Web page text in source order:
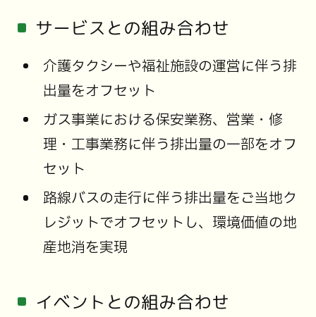
サービスとの組み合わせ
介護タクシーや福祉施設の運営に伴う排
出量をオフセット
ガス事業における保安業務、営業・修
理・工事業務に伴う排出量の一部をオフ
セット
路線バスの走行に伴う排出量をご当地ク
レジットでオフセットし、環境価値の地
産地消を実現
イベントとの組み合わせ